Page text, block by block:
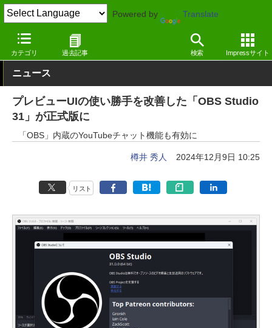
Powered by Translate
カテゴリ 過去記事 検索 Impressサイト
窓の杜 画像・映像・音楽 Windows
ニュース
プレビューUIの使い勝手を改善した「OBS Studio
31」が正式版に
「OBS」内蔵のYouTubeチャット機能も有効に
樽井 秀人 2024年12月9日 10:25
リスト